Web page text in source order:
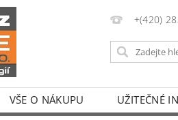
+(420)
VŠE O NÁKUPU UŽITEČNÉ